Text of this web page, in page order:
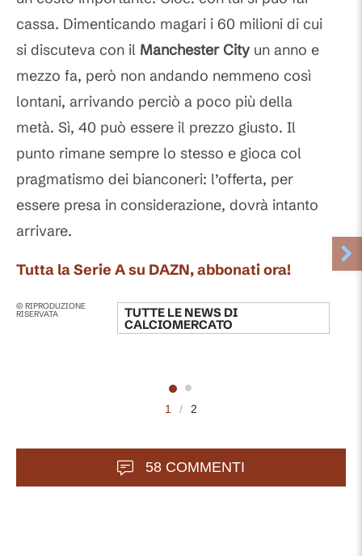
cassa. Dimenticando magari i 60 milioni di cui
si discuteva con il Manchester City un anno e
mezzo fa, però non andando nemmeno così
lontani, arrivando perciò a poco più della
metà. Sì, 40 può essere il prezzo giusto. Il
punto rimane sempre lo stesso e gioca col
pragmatismo dei bianconeri: l’offerta, per
essere presa in considerazione, dovrà intanto
arrivare.
Tutta la Serie A su DAZN, abbonati ora!
© RIPRODUZIONE
RISERVATA TUTTE LE NEWS DI
CALCIOMERCATO
1 / 2
58 COMMENTI